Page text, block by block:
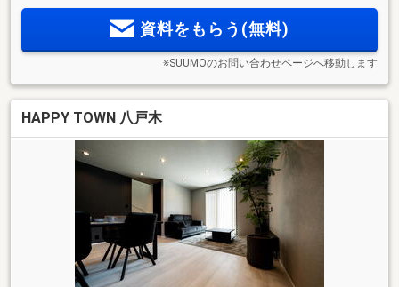
資料をもらう(無料)
※SUUMOのお問い合わせページへ移動します
HAPPY TOWN 八戸木